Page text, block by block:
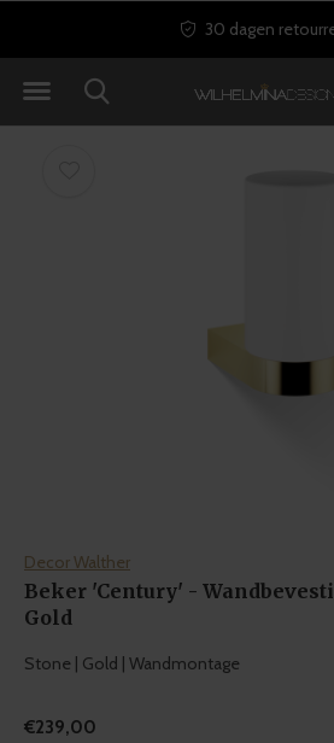
30 dagen
Decor Walther
Beker 'Century' -
Gold
Stone | Gold | Wandmontage
€239,00